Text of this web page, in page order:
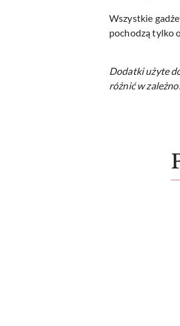
Wszystkie
pochodzą tylko
Dodatki użyte
różnić w